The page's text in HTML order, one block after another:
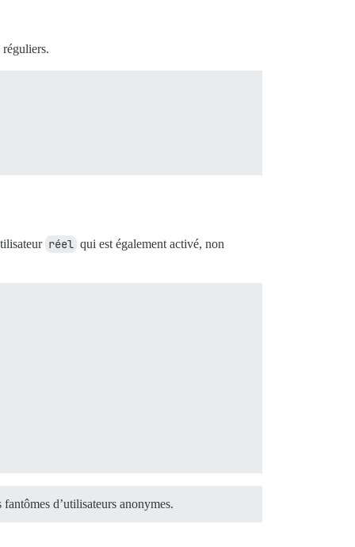
réguliers.
réel qui est également activé, non
d’utilisateurs anonymes.